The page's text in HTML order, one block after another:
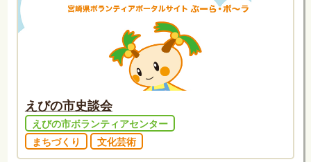
えびの市史談会
えびの市ボランティアセンター
まちづくり
文化芸術